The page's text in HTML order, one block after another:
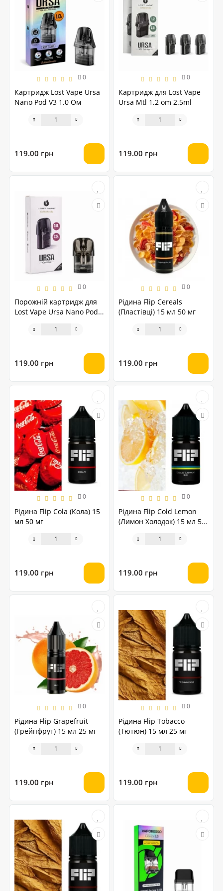
0
Картридж Lost Vape Ursa
Nano Pod V3 1.0 Ом
119.00 грн
0
Картридж для Lost Vape
Ursa Mtl 1.2 om 2.5ml
119.00 грн
0
Порожній картридж для
Lost Vape Ursa Nano Pod
119.00 грн
0
Рідина Flip Cereals
(Пластівці) 15 мл 50 мг
119.00 грн
0
Рідина Flip Cola (Кола) 15
мл 50 мг
119.00 грн
0
Рідина Flip Cold Lemon
(Лимон Холодок) 15 мл 50
119.00 грн
0
Рідина Flip Grapefruit
(Грейпфрут) 15 мл 25 мг
119.00 грн
0
Рідина Flip Tobacco
(Тютюн) 15 мл 25 мг
119.00 грн